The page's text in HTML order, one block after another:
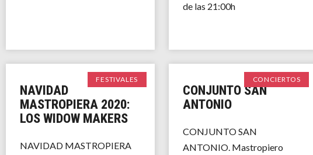
de las 21:00h
FESTIVALES
NAVIDAD
MASTROPIERA 2020:
LOS WIDOW MAKERS
NAVIDAD MASTROPIERA
CONCIERTOS
CONJUNTO SAN
ANTONIO
CONJUNTO SAN
ANTONIO. Mastropiero